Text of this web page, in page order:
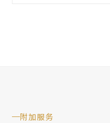
附加服务